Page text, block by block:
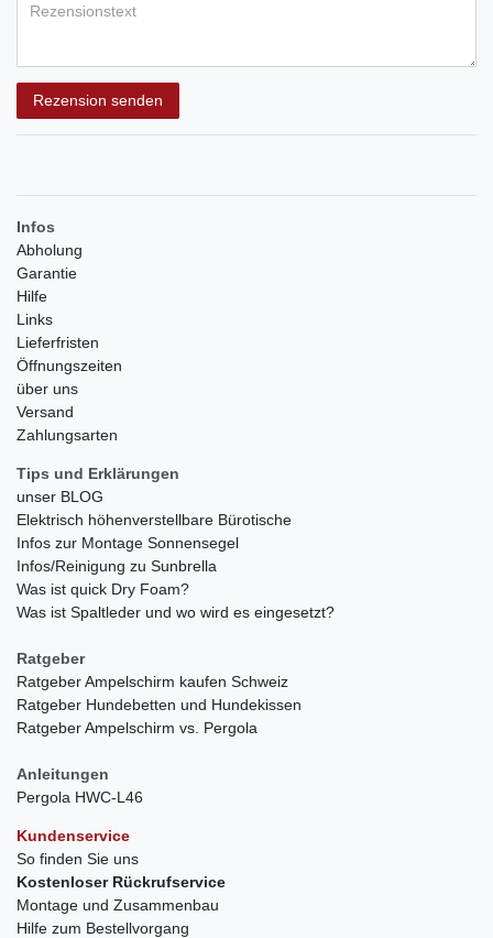
Rezension senden
Infos
Abholung
Garantie
Hilfe
Links
Lieferfristen
Öffnungszeiten
über uns
Versand
Zahlungsarten
Tips und Erklärungen
unser BLOG
Elektrisch höhenverstellbare Bürotische
Infos zur Montage Sonnensegel
Infos/Reinigung zu Sunbrella
Was ist quick Dry Foam?
Was ist Spaltleder und wo wird es eingesetzt?
Ratgeber
Ratgeber Ampelschirm kaufen Schweiz
Ratgeber Hundebetten und Hundekissen
Ratgeber Ampelschirm vs. Pergola
Anleitungen
Pergola HWC-L46
Kundenservice
So finden Sie uns
Kostenloser Rückrufservice
Montage und Zusammenbau
Hilfe zum Bestellvorgang